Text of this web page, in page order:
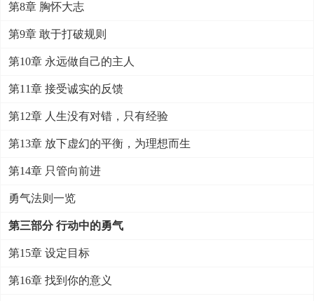
第8章 胸怀大志
第9章 敢于打破规则
第10章 永远做自己的主人
第11章 接受诚实的反馈
第12章 人生没有对错，只有经验
第13章 放下虚幻的平衡，为理想而生
第14章 只管向前进
勇气法则一览
第三部分 行动中的勇气
第15章 设定目标
第16章 找到你的意义